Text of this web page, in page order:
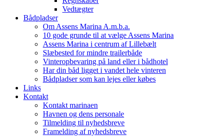
Vedtægter
Bådpladser
Om Assens Marina A.m.b.a.
10 gode grunde til at vælge Assens Marina
Assens Marina i centrum af Lillebælt
Slæbested for mindre trailerbåde
Vinteropbevaring på land eller i bådhotel
Har din båd ligget i vandet hele vinteren
Bådpladser som kan lejes eller købes
Links
Kontakt
Kontakt marinaen
Havnen og dens personale
Tilmelding til nyhedsbreve
Framelding af nyhedsbreve